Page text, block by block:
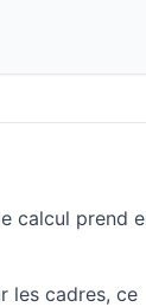
calcul prend
les cadres, ce